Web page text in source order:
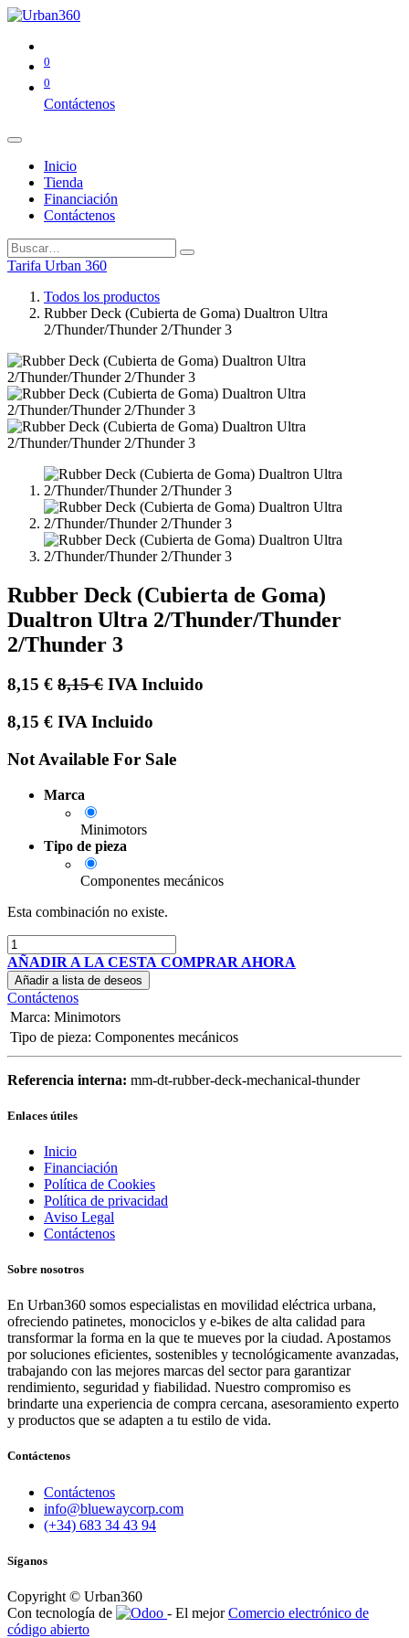
0
0
Contáctenos
Inicio
Tienda
Financiación
Contáctenos
Tarifa Urban 360
Todos los productos
Rubber Deck (Cubierta de Goma) Dualtron Ultra
2/Thunder/Thunder 2/Thunder 3
Rubber Deck (Cubierta de Goma)
Dualtron Ultra 2/Thunder/Thunder
2/Thunder 3
8,15 € 8,15€ IVA Incluido
8,15 € IVA Incluido
Not Available For Sale
Marca
Minimotors
Tipo de pieza
Componentes mecánicos
Esta combinación no existe.
AÑADIR A LA CESTA COMPRAR AHORA
Añadir a lista de deseos
Contáctenos
Marca: Minimotors
Tipo de pieza: Componentes mecánicos
Referencia interna: mm-dt-rubber-deck-mechanical-thunder
Enlaces útiles
Inicio
Financiación
Política de Cookies
Política de privacidad
Aviso Legal
Contáctenos
Sobre nosotros
En Urban360 somos especialistas en movilidad eléctrica urbana,
ofreciendo patinetes, monociclos y e-bikes de alta calidad para
transformar la forma en la que te mueves por la ciudad. Apostamos
por soluciones eficientes, sostenibles y tecnológicamente avanzadas,
trabajando con las mejores marcas del sector para garantizar
rendimiento, seguridad y fiabilidad. Nuestro compromiso es
brindarte una experiencia de compra cercana, asesoramiento experto
y productos que se adapten a tu estilo de vida.
Contáctenos
Contáctenos
info@bluewaycorp.com
(+34) 683 34 43 94
Síganos
Copyright © Urban360
Con tecnología de
- El mejorComercio electrónico de
código abierto